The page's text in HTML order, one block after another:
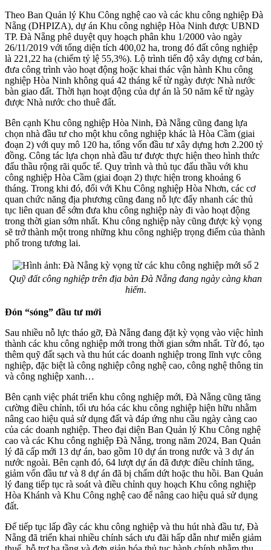
Theo Ban Quản lý Khu Công nghệ cao và các khu công nghiệp Đà
Nẵng (DHPIZA), dự án Khu công nghiệp Hòa Ninh được UBND
TP. Đà Nẵng phê duyệt quy hoạch phân khu 1/2000 vào ngày
26/11/2019 với tổng diện tích 400,02 ha, trong đó đất công nghiệp
là 221,22 ha (chiếm tỷ lệ 55,3%). Lộ trình tiến độ xây dựng cơ bản,
đưa công trình vào hoạt động hoặc khai thác vận hành Khu công
nghiệp Hòa Ninh không quá 42 tháng kể từ ngày được Nhà nước
bàn giao đất. Thời hạn hoạt động của dự án là 50 năm kể từ ngày
được Nhà nước cho thuê đất.
Bên cạnh Khu công nghiệp Hòa Ninh, Đà Nẵng cũng đang lựa
chọn nhà đầu tư cho một khu công nghiệp khác là Hòa Cầm (giai
đoạn 2) với quy mô 120 ha, tổng vốn đầu tư xây dựng hơn 2.200 tỷ
đồng. Công tác lựa chọn nhà đầu tư được thực hiện theo hình thức
đấu thầu rộng rãi quốc tế. Quy trình và thủ tục đấu thầu với khu
công nghiệp Hòa Cầm (giai đoạn 2) thực hiện trong khoảng 6
tháng. Trong khi đó, đối với Khu Công nghiệp Hòa Nhơn, các cơ
quan chức năng địa phương cũng đang nỗ lực đẩy nhanh các thủ
tục liên quan để sớm đưa khu công nghiệp này đi vào hoạt động
trong thời gian sớm nhất. Khu công nghiệp này cũng được kỳ vọng
sẽ trở thành một trong những khu công nghiệp trọng điểm của thành
phố trong tương lai.
Quỹ đất công nghiệp trên địa bàn Đà Nẵng đang ngày càng khan
hiếm.
Đón “sóng” đầu tư mới
Sau nhiều nỗ lực tháo gỡ, Đà Nẵng đang đặt kỳ vọng vào việc hình
thành các khu công nghiệp mới trong thời gian sớm nhất. Từ đó, tạo
thêm quỹ đất sạch và thu hút các doanh nghiệp trong lĩnh vực công
nghiệp, đặc biệt là công nghiệp công nghệ cao, công nghệ thông tin
và công nghiệp xanh…
Bên cạnh việc phát triển khu công nghiệp mới, Đà Nẵng cũng tăng
cường điều chỉnh, tối ưu hóa các khu công nghiệp hiện hữu nhằm
nâng cao hiệu quả sử dụng đất và đáp ứng nhu cầu ngày càng cao
của các doanh nghiệp. Theo đại diện Ban Quản lý Khu Công nghệ
cao và các Khu công nghiệp Đà Nẵng, trong năm 2024, Ban Quản
lý đã cấp mới 13 dự án, bao gồm 10 dự án trong nước và 3 dự án
nước ngoài. Bên cạnh đó, 64 lượt dự án đã được điều chỉnh tăng,
giảm vốn đầu tư và 8 dự án đã bị chấm dứt hoặc thu hồi. Ban Quản
lý đang tiếp tục rà soát và điều chỉnh quy hoạch Khu công nghiệp
Hòa Khánh và Khu Công nghệ cao để nâng cao hiệu quả sử dụng
đất.
Để tiếp tục lấp đầy các khu công nghiệp và thu hút nhà đầu tư, Đà
Nẵng đã triển khai nhiều chính sách ưu đãi hấp dẫn như miễn giảm